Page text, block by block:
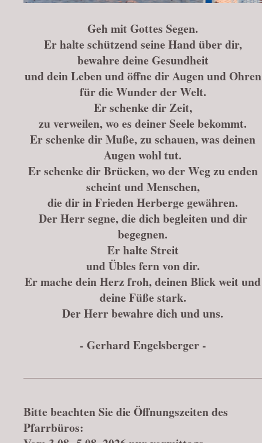
Geh mit Gottes Segen.
Er halte schützend seine Hand über dir,
bewahre deine Gesundheit
und dein Leben und öffne dir Augen und Ohren
für die Wunder der Welt.
Er schenke dir Zeit,
zu verweilen, wo es deiner Seele bekommt.
Er schenke dir Muße, zu schauen, was deinen
Augen wohl tut.
Er schenke dir Brücken, wo der Weg zu enden
scheint und Menschen,
die dir in Frieden Herberge gewähren.
Der Herr segne, die dich begleiten und dir
begegnen.
Er halte Streit
und Übles fern von dir.
Er mache dein Herz froh, deinen Blick weit und
deine Füße stark.
Der Herr bewahre dich und uns.
- Gerhard Engelsberger -
Bitte beachten Sie die Öffnungszeiten des
Pfarrbüros: